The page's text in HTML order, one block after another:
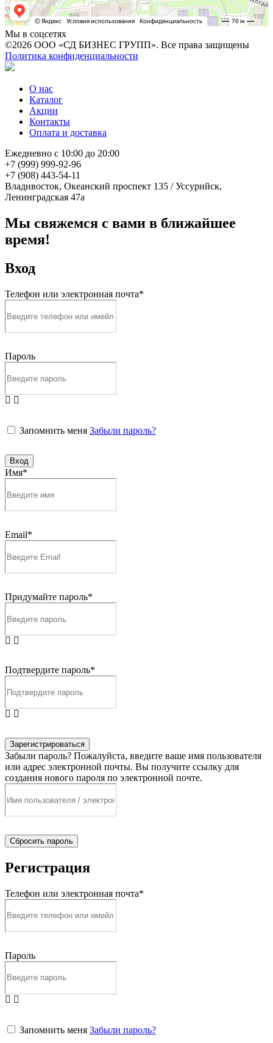
Мы в соцсетях
©2026 ООО «СД БИЗНЕС ГРУПП». Все права защищены
Политика конфиденциальности
О нас
Каталог
Акции
Контакты
Оплата и доставка
Ежедневно с 10:00 до 20:00
+7 (999) 999-92-96
+7 (908) 443-54-11
Владивосток, Океанский проспект 135 / Уссурийск,
Ленинградская 47а
Мы свяжемся с вами в ближайшее
время!
Вход
Телефон или электронная почта*
Пароль
Запомнить меня Забыли пароль?
Вход
Имя*
Email*
Придумайте пароль*
Подтвердите пароль*
Зарегистрироваться
Забыли пароль? Пожалуйста, введите ваше имя пользователя
или адрес электронной почты. Вы получите ссылку для
создания нового пароля по электронной почте.
Сбросить пароль
Регистрация
Телефон или электронная почта*
Пароль
Запомнить меня Забыли пароль?